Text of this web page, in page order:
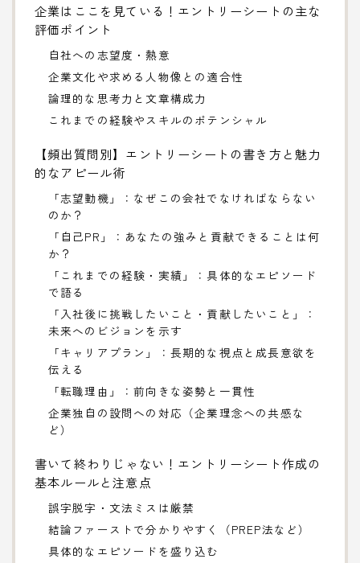
企業はここを見ている！エントリーシートの主な
評価ポイント
自社への志望度・熱意
企業文化や求める人物像との適合性
論理的な思考力と文章構成力
これまでの経験やスキルのポテンシャル
【頻出質問別】エントリーシートの書き方と魅力
的なアピール術
「志望動機」：なぜこの会社でなければならない
のか？
「自己PR」：あなたの強みと貢献できることは何
か？
「これまでの経験・実績」：具体的なエピソード
で語る
「入社後に挑戦したいこと・貢献したいこと」：
未来へのビジョンを示す
「キャリアプラン」：長期的な視点と成長意欲を
伝える
「転職理由」：前向きな姿勢と一貫性
企業独自の設問への対応（企業理念への共感な
ど）
書いて終わりじゃない！エントリーシート作成の
基本ルールと注意点
誤字脱字・文法ミスは厳禁
結論ファーストで分かりやすく（PREP法など）
具体的なエピソードを盛り込む